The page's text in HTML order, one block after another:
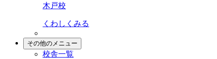
木戸校
くわしくみる
その他のメニュー
校舎一覧